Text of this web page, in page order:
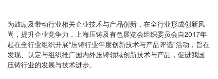
为鼓励及带动行业相关企业技术与产品创新，在全行业形成创新风
尚，提升企业竞争力，上海压铸及有色展览会组织委员会自2017年
起在全行业组织开展“压铸行业年度创新技术与产品评选”活动，旨在
发现、认定与组织推广国内外压铸领域创新技术与产品，促进我国
压铸行业的发展与技术进步。